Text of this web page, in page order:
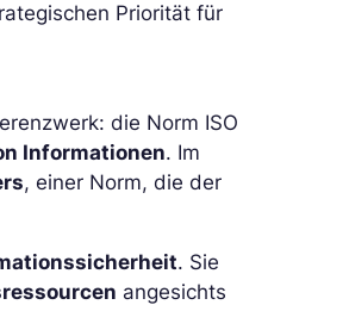
Priorität für
die Norm ISO
Informationen. Im
, einer Norm, die der
. Sie
angesichts